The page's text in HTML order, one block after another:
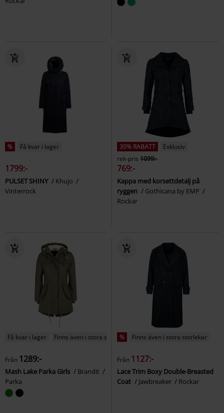
% Få kvar i lager
1799:-
PULSET SHINY
Khujo
Vinterrock
30% RABATT
Exklusiv
rek-pris 1099:-
769:-
Kappa med korsettdetalj på
ryggen
Gothicana by EMP
Rockar
Få kvar i lager Finns även i stora storlekar
Från 1289:-
Mash Lake Parka Girls
Brandit
Parka
% Finns även i stora storlekar
Från 1127:-
Lace Trim Boxy Double-Breasted
Coat
Jawbreaker Rockar